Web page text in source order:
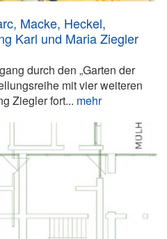
Macke, Heckel,
Karl und Maria Ziegler
durch den „Garten der
mit vier weiteren
Ziegler fort... mehr